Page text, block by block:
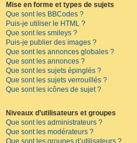
Mise en forme et types de sujets
Que sont les BBCodes ?
Puis-je utiliser le HTML ?
Que sont les smileys ?
Puis-je publier des images ?
Que sont les annonces globales ?
Que sont les annonces ?
Que sont les sujets épinglés ?
Que sont les sujets verrouillés ?
Que sont les icônes de sujet ?
Niveaux d’utilisateurs et groupes
Que sont les administrateurs ?
Que sont les modérateurs ?